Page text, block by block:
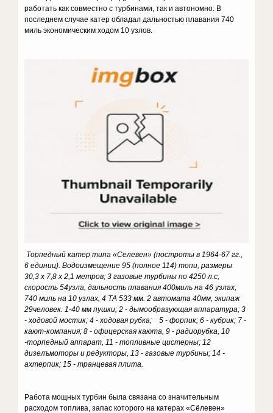
работать как совместно с турбинами, так и автономно. В
последнем случае катер обладал дальностью плавания 740
миль экономическим ходом 10 узлов.
Торпедный катер типа «Селевен» (построты в 1964-67 гг.,
6 единиц). Водоизмещение 95 (полное 114) топи, размеры
30,3 х 7,8 х 2,1 метров; 3 газовые турбины по 4250 л.с,
скорость 54узла, дальность плавания 400миль на 46 узлах,
740 миль на 10 узлах, 4 ТА 533 мм. 2 автомата 40мм, экипаж
29человек. 1-40 мм пушки; 2 - дымообразующая аппаратура; 3
- ходовой мостик; 4 - ходовая рубка; 5 - форпик; 6 - кубрик; 7 -
кают-компания; 8 - офицерская каюта, 9 - радиорубка, 10
-торпедный аппарат, 11 - топливные цистерны; 12
дизелъмоторы и редукторы, 13 - газовые турбины; 14 -
ахтерпик; 15 - транцевая плита.
Работа мощных турбин была связана со значительным
расходом топлива, запас которого на катерах «Сёлевен»